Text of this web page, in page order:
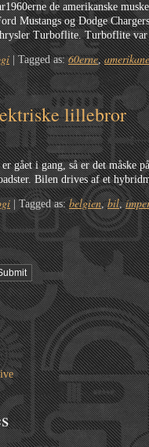
de amerikanske
Mustangs og Dodge
Turboflite. Turboflite
| Tagged as:60erne,
lillebror
gået i gang, så er det måske
Bilen drives af et
| Tagged as:belgien,bil,